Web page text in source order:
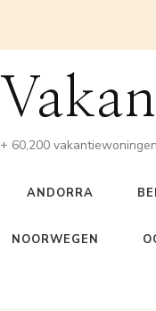
+ 60,200
ANDORRA
NOORWEGEN